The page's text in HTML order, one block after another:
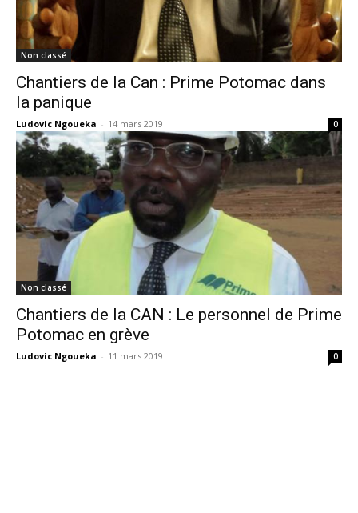
Non classé
Chantiers de la Can : Prime Potomac dans
la panique
Ludovic Ngoueka - 14 mars 2019 0
Non classé
Chantiers de la CAN : Le personnel de Prime
Potomac en grève
Ludovic Ngoueka - 11 mars 2019 0